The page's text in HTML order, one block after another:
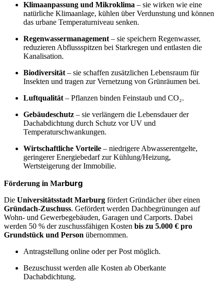
Klimaanpassung und Mikroklima – sie wirken wie eine
natürliche Klimaanlage, kühlen über Verdunstung und können
das urbane Temperaturniveau senken.
Regenwassermanagement – sie speichern Regenwasser,
reduzieren Abflussspitzen bei Starkregen und entlasten die
Kanalisation.
Biodiversität – sie schaffen zusätzlichen Lebensraum für
Insekten und tragen zur Vernetzung von Grünräumen bei.
Luftqualität – Pflanzen binden Feinstaub und CO₂.
Gebäudeschutz – sie verlängern die Lebensdauer der
Dachabdichtung durch Schutz vor UV und
Temperaturschwankungen.
Wirtschaftliche Vorteile – niedrigere Abwasserentgelte,
geringerer Energiebedarf zur Kühlung/Heizung,
Wertsteigerung der Immobilie.
Förderung in Marburg
Die Universitätsstadt Marburg fördert Gründächer über einen
Gründach-Zuschuss. Gefördert werden Dachbegrünungen auf
Wohn- und Gewerbegebäuden, Garagen und Carports. Dabei
werden 50 % der zuschussfähigen Kosten bis zu 5.000 € pro
Grundstück und Person übernommen.
Antragstellung online oder per Post möglich.
Bezuschusst werden alle Kosten ab Oberkante
Dachabdichtung.